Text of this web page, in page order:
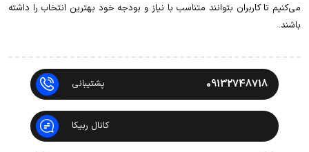
می‌کنیم تا کاربران بتوانند متناسب با نیاز و بودجه خود بهترین انتخاب را داشته
باشند.
09132748718 پشتیبانی
کانال ربیکا